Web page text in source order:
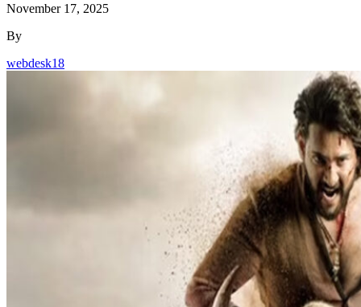
November 17, 2025
By
webdesk18